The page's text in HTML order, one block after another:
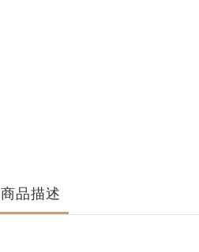
商品描述